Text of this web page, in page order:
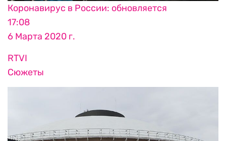
Коронавирус в России: обновляется
17:08
6 Марта 2020 г.
RTVI
Сюжеты